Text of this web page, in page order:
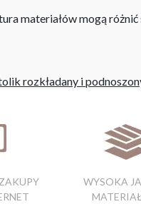
materiałów mogą
rozkładany i
WYSOKA